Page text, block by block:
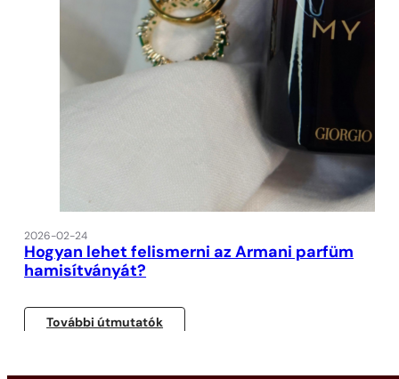
2026-02-24
Hogyan lehet felismerni az Armani parfüm
hamisítványát?
További útmutatók